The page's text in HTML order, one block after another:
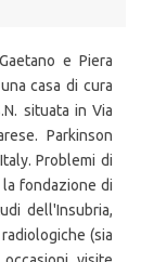
e Piera
casa di cura
situata in Via
Parkinson
Problemi di
fondazione di
dell'Insubria,
(sia